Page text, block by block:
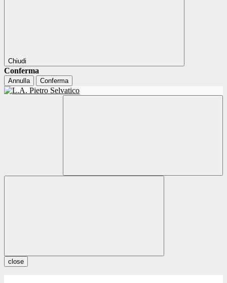
Chiudi
Conferma
Annulla Conferma
close